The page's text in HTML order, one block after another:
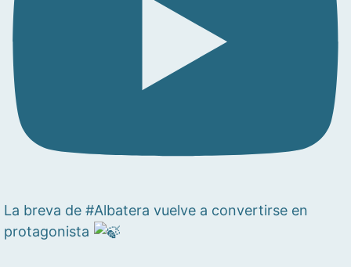
La breva de #Albatera vuelve a convertirse en
protagonista